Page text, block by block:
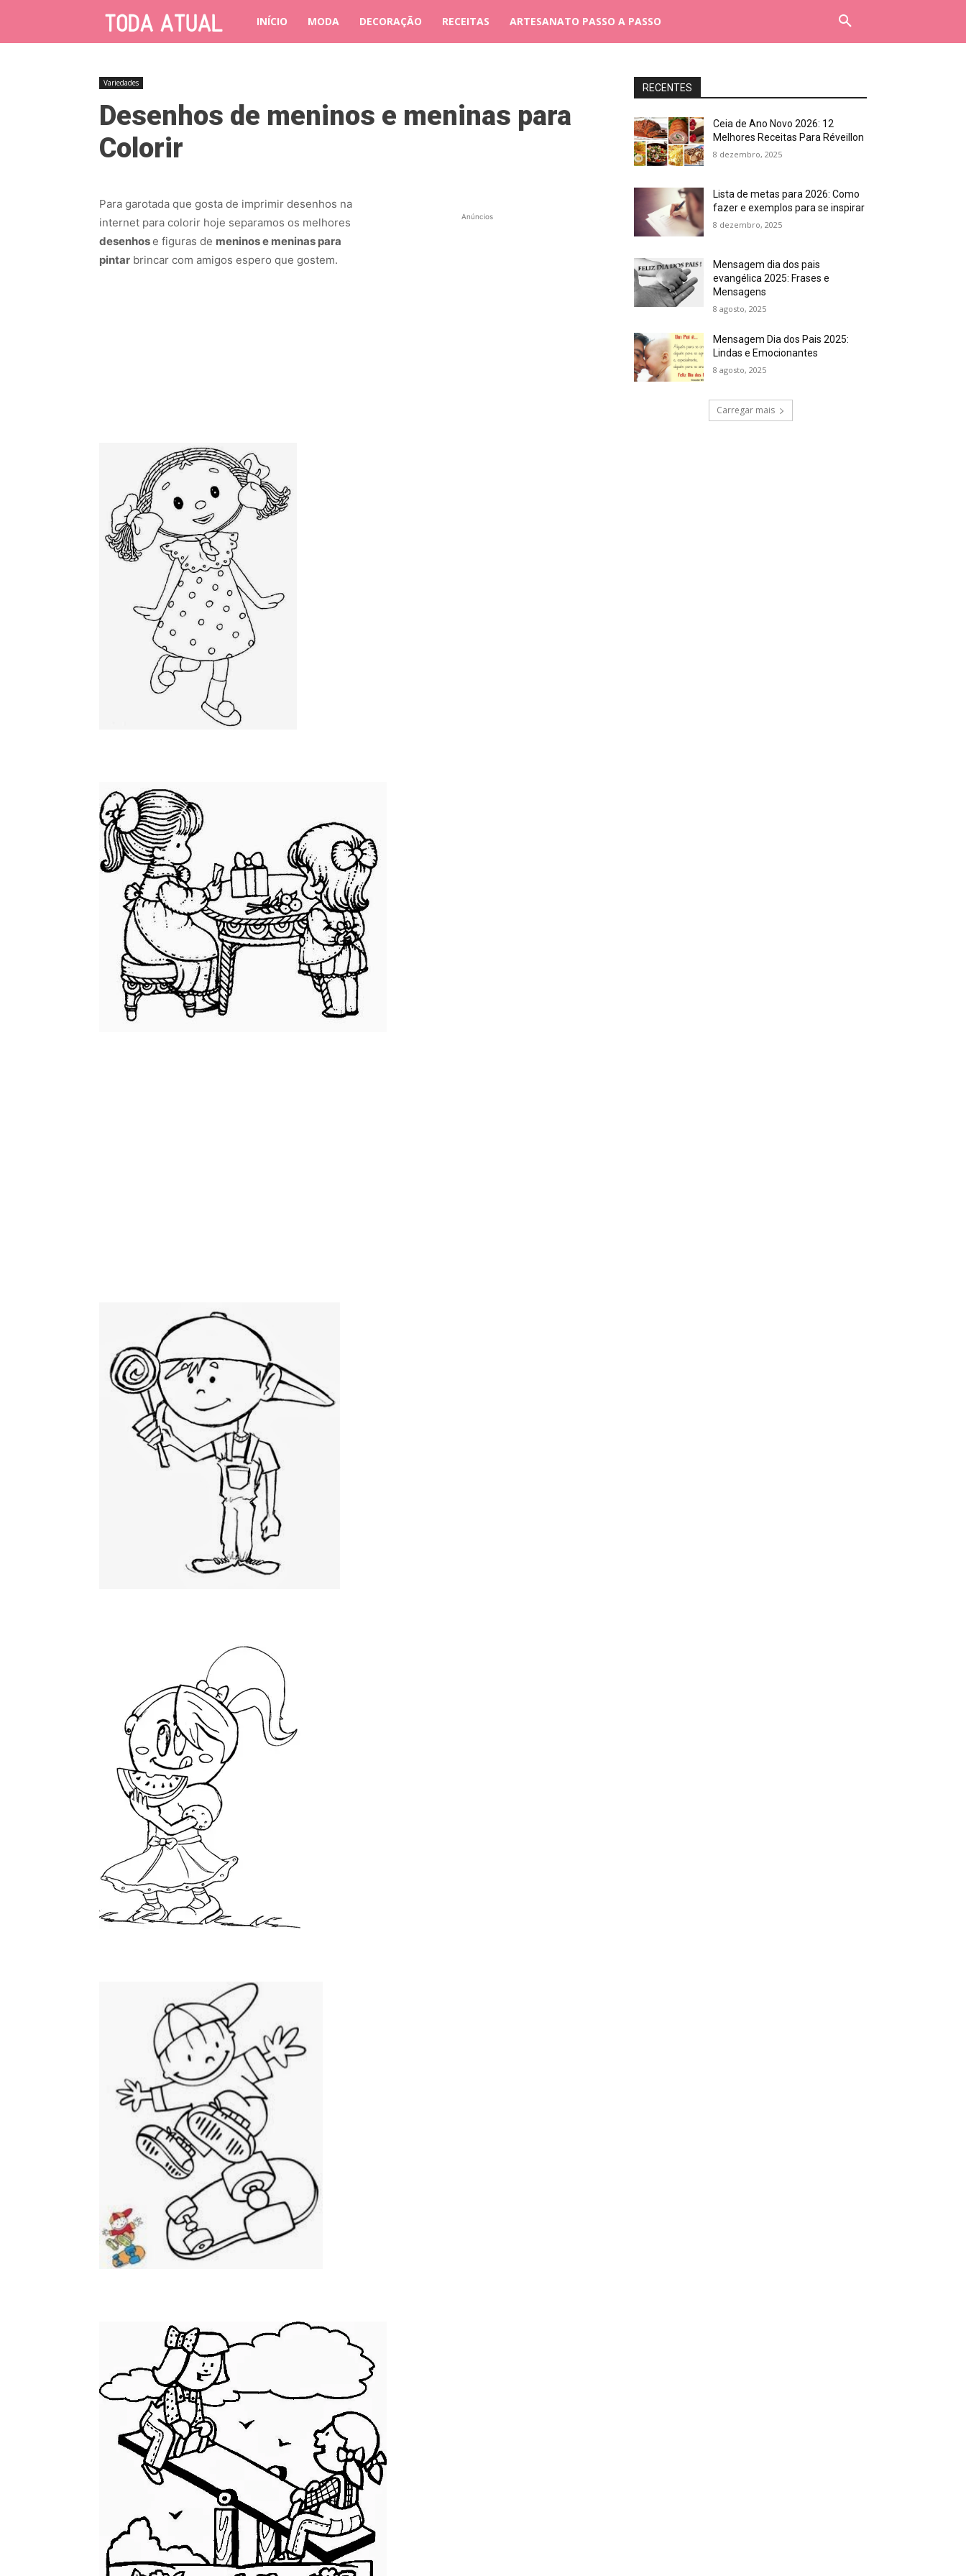
INÍCIO MODA DECORAÇÃO RECEITAS ARTESANATO PASSO A PASSO
Variedades
Desenhos de meninos e meninas para
Colorir
Anúncios
Para garotada que gosta de imprimir desenhos na
internet para colorir hoje separamos os melhores
desenhose figuras de meninos e meninas para
pintar brincar com amigos espero que gostem.
RECENTES
Ceia de Ano Novo 2026: 12
Melhores Receitas Para Réveillon
8 dezembro, 2025
Lista de metas para 2026: Como
fazer e exemplos para se inspirar
8 dezembro, 2025
Mensagem dia dos pais
evangélica 2025: Frases e
Mensagens
8 agosto, 2025
Mensagem Dia dos Pais 2025:
Lindas e Emocionantes
8 agosto, 2025
Carregar mais